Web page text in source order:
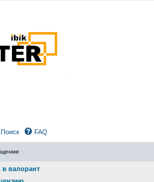
Поиск FAQ
в валорант